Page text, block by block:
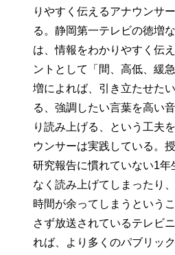
りやすく伝えるアナウンサ
る。静岡第一テレビの徳増
は、情報をわかりやすく伝
ントとして「間、高低、緩
増によれば、引き立たせた
る、強調したい言葉を高い
り読み上げる、という工夫
ウンサーは実践している。
研究報告に慣れていない1年
なく読み上げてしまったり
時間が余ってしまうという
さず放送されているテレビ
れば、より多くのパブリッ